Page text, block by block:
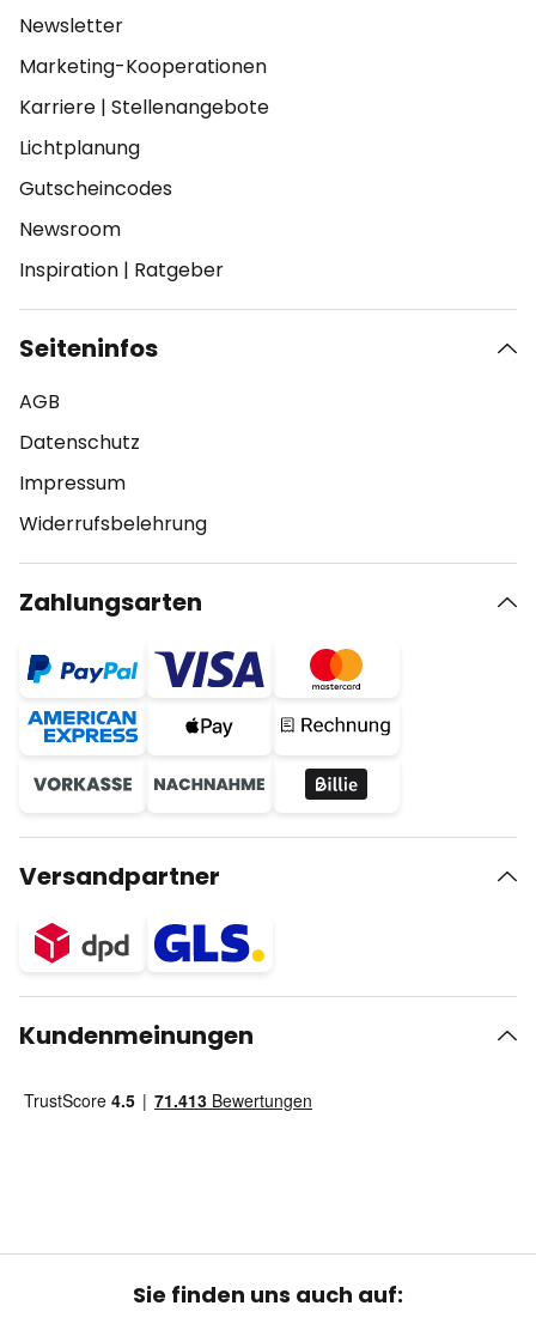
Newsletter
Marketing-Kooperationen
Karriere | Stellenangebote
Lichtplanung
Gutscheincodes
Newsroom
Inspiration | Ratgeber
Seiteninfos
AGB
Datenschutz
Impressum
Widerrufsbelehrung
Zahlungsarten
Versandpartner
Kundenmeinungen
Sie finden uns auch auf: